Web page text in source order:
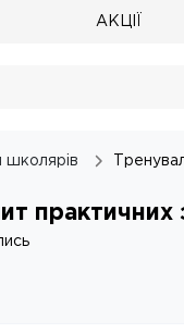
АКЦІЇ
школярів
практичних